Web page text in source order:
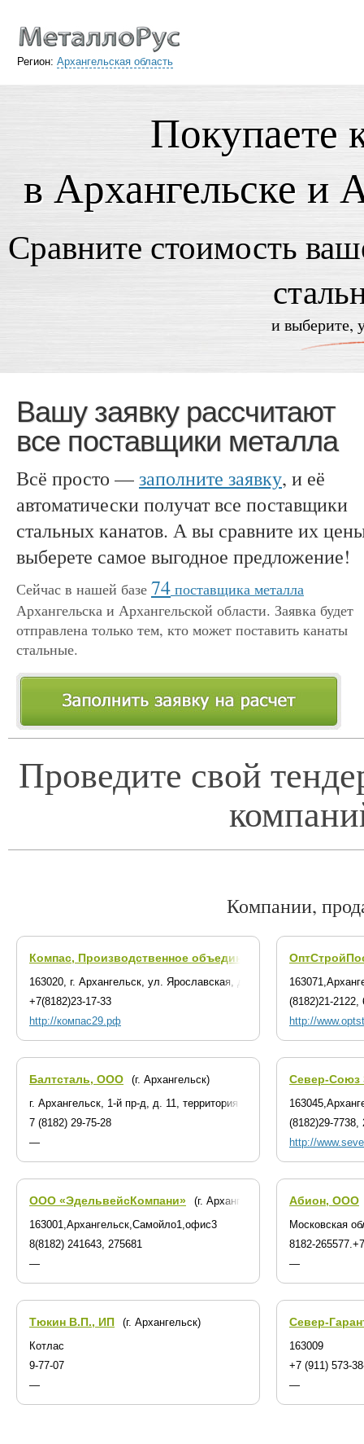
Регион: Архангельская область
Покупаете
в Архангельске и
Сравните стоимость
и выберите,
Вашу заявку рассчитают
все поставщики металла
Всё просто —заполните заявку, и её
автоматически получат все поставщики
стальных канатов. А вы сравните их
выберете самое выгодное предложение!
Сейчас в нашей базе 74 поставщика металла
Архангельска и Архангельской области. Заявка будет
отправлена только тем, кто может поставить канаты
стальные.
Проведите свой
Компании,
Компас, Производственное объединение
(г. Архангельск)
163020, г. Архангельск, ул. Ярославская, д. 39
+7(8182)23-17-33
http://компас29.рф
(8182)21-2122,
http://
Балтсталь, ООО
(г. Архангельск)
г. Архангельск, 1-й пр-д, д. 11, территория Механического завода
7 (8182) 29-75-28
—
Север-Союз
(8182)29-7738,
http://
ООО «ЭдельвейсКомпани»
(г. Архангельск)
163001,Архангельск,Самойло1,офис3
8(8182) 241643, 275681
—
Абион, ООО
Московская
8182-
—
Тюкин В.П., ИП
(г. Архангельск)
Котлас
9-77-07
—
Север-
163009
+7 (911) 573-
—